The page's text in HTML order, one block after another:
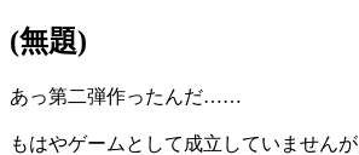
(無題)
あっ第二弾作ったんだ……
もはやゲームとして成立していません